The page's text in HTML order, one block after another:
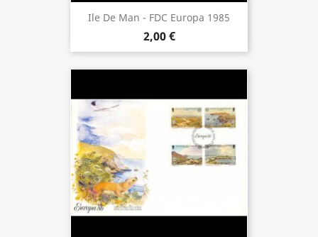
Ile De Man - FDC Europa 1985
2,00 €